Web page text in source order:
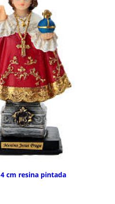
cm resina pintada